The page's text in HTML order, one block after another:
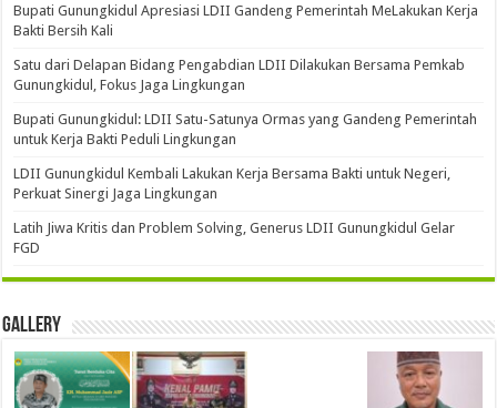
Bupati Gunungkidul Apresiasi LDII Gandeng Pemerintah MeLakukan Kerja
Bakti Bersih Kali ‎
Satu dari Delapan Bidang Pengabdian LDII Dilakukan Bersama Pemkab
Gunungkidul, Fokus Jaga Lingkungan
Bupati Gunungkidul: LDII Satu-Satunya Ormas yang Gandeng Pemerintah
untuk Kerja Bakti Peduli Lingkungan
LDII Gunungkidul Kembali Lakukan Kerja Bersama Bakti untuk Negeri,
Perkuat Sinergi Jaga Lingkungan
Latih Jiwa Kritis dan Problem Solving, Generus LDII Gunungkidul Gelar
FGD
Gallery